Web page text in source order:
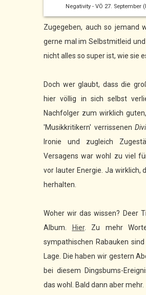
Negativity - VÖ 27. September
Zugegeben, auch so jemand
gerne mal im Selbstmitleid
nicht alles so super ist, wie sie
Doch wer glaubt, dass die
hier völlig in sich selbst
Nachfolger zum wirklich
'Musikkritikern' verrissenen
Ironie und zugleich
Versagens war wohl zu viel
vor lauter Energie. Ja wirklich,
herhalten.
Woher wir das wissen? Deer
Album.
Hier. Zu mehr
sympathischen Rabauken
Lage. Die haben wir gestern
bei diesem Dingsbums-
das wohl. Bald dann aber mehr.